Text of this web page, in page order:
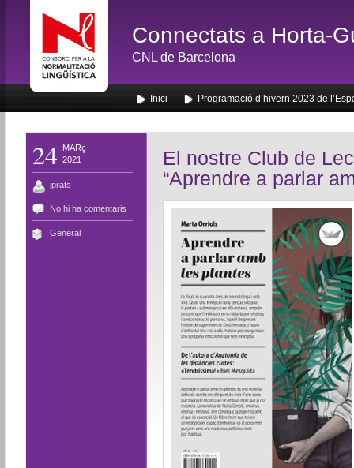
Connectats a Horta-
CNL de Barcelona
Inici Programació d’hivern 2023 de
24
MARç
2021
jprats
No hi ha comentaris
General
El nostre Club de
“Aprendre a parlar